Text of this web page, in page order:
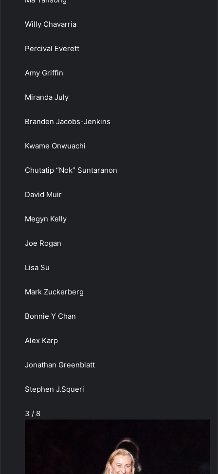
Willy Chavarria
Percival Everett
Amy Griffin
Miranda July
Branden Jacobs-Jenkins
Kwame Onwuachi
Chutatip “Nok” Suntaranon
David Muir
Megyn Kelly
Joe Rogan
Lisa Su
Mark Zuckerberg
Bonnie Y Chan
Alex Karp
Jonathan Greenblatt
Stephen J.Squeri
3 / 8